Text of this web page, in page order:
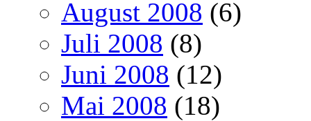
August 2008 (6)
Juli 2008 (8)
Juni 2008 (12)
Mai 2008 (18)